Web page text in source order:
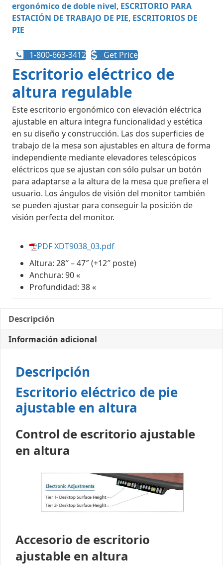
ergonómico de doble nivel, ESCRITORIO PARA
ESTACIÓN DE TRABAJO DE PIE, ESCRITORIOS DE
PIE
1-800-663-3412 Get Price
Escritorio eléctrico de
altura regulable
Este escritorio ergonómico con elevación eléctrica
ajustable en altura integra funcionalidad y estética
en su diseño y construcción. Las dos superficies de
trabajo de la mesa son ajustables en altura de forma
independiente mediante elevadores telescópicos
eléctricos que se ajustan con sólo pulsar un botón
para adaptarse a la altura de la mesa que prefiera el
usuario. Los ángulos de visión del monitor también
se pueden ajustar para conseguir la posición de
visión perfecta del monitor.
PDF XDT9038_03.pdf
Altura: 28″ – 47″ (+12″ poste)
Anchura: 90 «
Profundidad: 38 «
Descripción
Información adicional
Descripción
Escritorio eléctrico de pie
ajustable en altura
Control de escritorio ajustable
en altura
Accesorio de escritorio
ajustable en altura